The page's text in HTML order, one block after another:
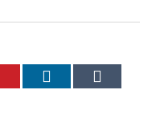
Pinterest LinkedIn